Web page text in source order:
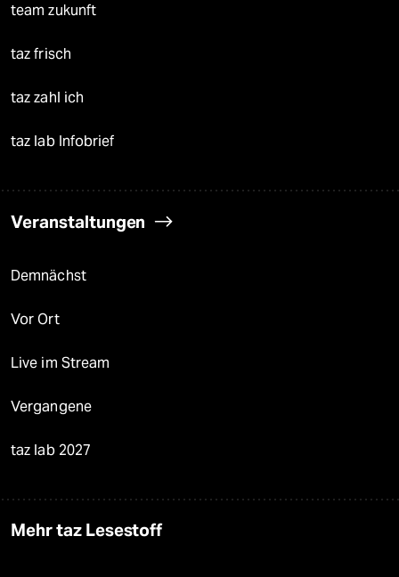
team zukunft
taz frisch
taz zahl ich
taz lab Infobrief
Veranstaltungen
Demnächst
Vor Ort
Live im Stream
Vergangene
taz lab 2027
Mehr taz Lesestoff